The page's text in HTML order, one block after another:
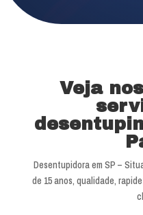
Veja
Desentupidora em SP –
de 15 anos, qualidade,